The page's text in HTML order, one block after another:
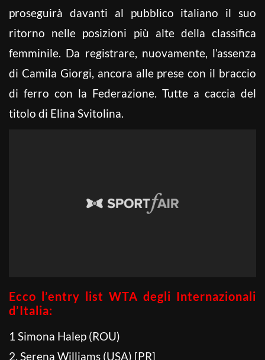
proseguirà davanti al pubblico italiano il suo
ritorno nelle posizioni più alte della classifica
femminile. Da registrare, nuovamente, l’assenza
di Camila Giorgi, ancora alle prese con il braccio
di ferro con la Federazione. Tutte a caccia del
titolo di Elina Svitolina.
Ecco l’entry list WTA degli Internazionali
d’Italia:
1 Simona Halep (ROU)
2. Serena Williams (USA) [PR]